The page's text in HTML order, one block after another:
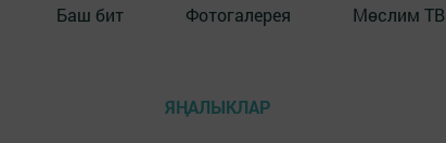
Баш бит Фотогалерея Мөслим ТВ
ЯҢАЛЫКЛАР